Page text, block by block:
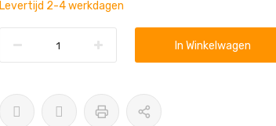
Levertijd 2-4 werkdagen
In Winkelwagen